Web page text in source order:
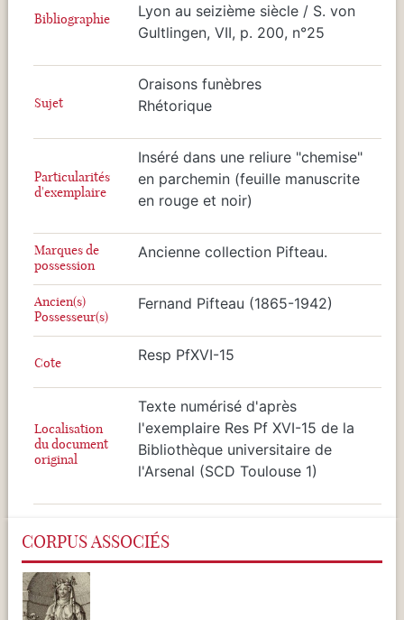
Bibliographie
Lyon au seizième siècle / S. von
Gultlingen, VII, p. 200, n°25
Sujet
Oraisons funèbres
Rhétorique
Particularités
d'exemplaire
Inséré dans une reliure "chemise"
en parchemin (feuille manuscrite
en rouge et noir)
Marques de
possession
Ancienne collection Pifteau.
Ancien(s)
Possesseur(s)
Fernand Pifteau (1865-1942)
Cote Resp PfXVI-15
Localisation
du document
original
Texte numérisé d'après
l'exemplaire Res Pf XVI-15 de la
Bibliothèque universitaire de
l'Arsenal (SCD Toulouse 1)
CORPUS ASSOCIÉS